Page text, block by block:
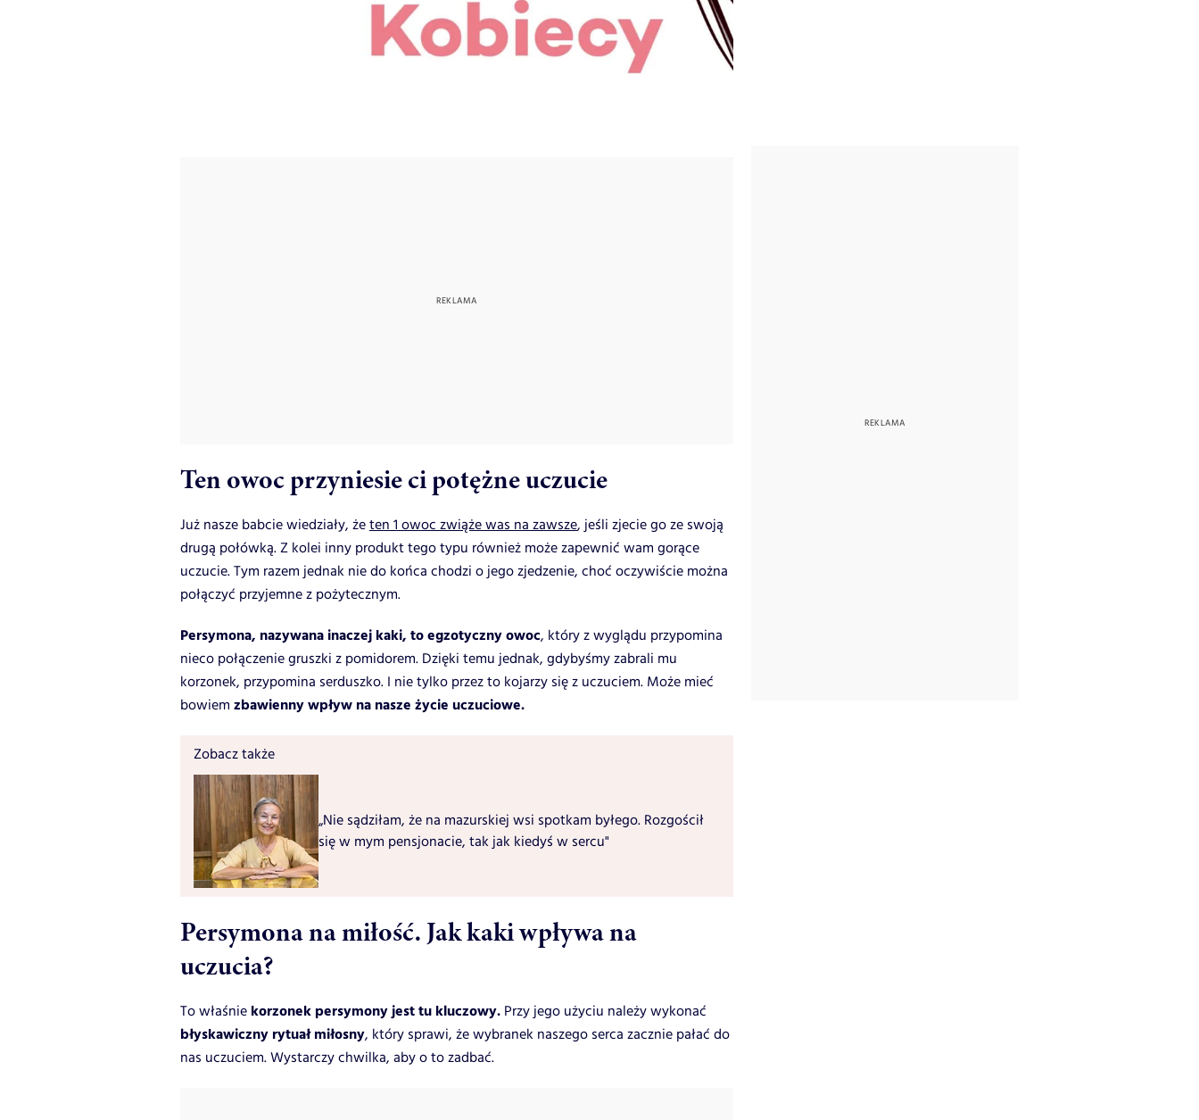
Ten owoc przyniesie ci potężne uczucie
Już nasze babcie wiedziały, żeten 1 owoc zwiąże was na zawsze, jeśli zjecie go ze swoją
drugą połówką. Z kolei inny produkt tego typu również może zapewnić wam gorące
uczucie. Tym razem jednak nie do końca chodzi o jego zjedzenie, choć oczywiście można
połączyć przyjemne z pożytecznym.
Persymona, nazywana inaczej kaki, to egzotyczny owoc, który z wyglądu przypomina
nieco połączenie gruszki z pomidorem. Dzięki temu jednak, gdybyśmy zabrali mu
korzonek, przypomina serduszko. I nie tylko przez to kojarzy się z uczuciem. Może mieć
bowiem zbawienny wpływ na nasze życie uczuciowe.
Zobacz także
„Nie sądziłam, że na mazurskiej wsi spotkam byłego. Rozgościł
się w mym pensjonacie, tak jak kiedyś w sercu"
Persymona na miłość. Jak kaki wpływa na
uczucia?
To właśnie korzonek persymony jest tu kluczowy. Przy jego użyciu należy wykonać
błyskawiczny rytuał miłosny, który sprawi, że wybranek naszego serca zacznie pałać do
nas uczuciem. Wystarczy chwilka, aby o to zadbać.